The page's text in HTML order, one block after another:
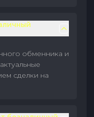
обменника и
сделки на